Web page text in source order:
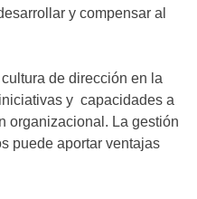
y compensar al
de dirección en la
y capacidades a
organizacional. La gestión
puede aportar ventajas